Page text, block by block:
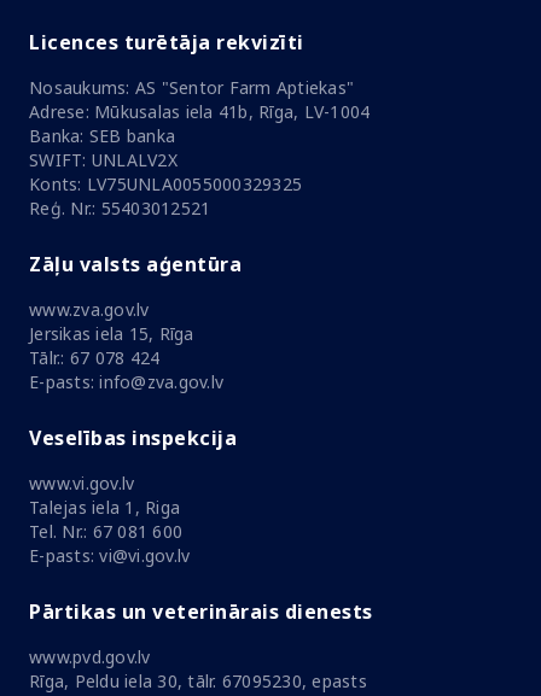
Licences turētāja rekvizīti
Nosaukums: AS "Sentor Farm Aptiekas"
Adrese: Mūkusalas iela 41b, Rīga, LV-1004
Banka: SEB banka
SWIFT: UNLALV2X
Konts: LV75UNLA0055000329325
Reģ. Nr.: 55403012521
Zāļu valsts aģentūra
www.zva.gov.lv
Jersikas iela 15, Rīga
Tālr.: 67 078 424
E-pasts: info@zva.gov.lv
Veselības inspekcija
www.vi.gov.lv
Talejas iela 1, Riga
Tel. Nr.: 67 081 600
E-pasts: vi@vi.gov.lv
Pārtikas un veterinārais dienests
www.pvd.gov.lv
Rīga, Peldu iela 30, tālr. 67095230, epasts